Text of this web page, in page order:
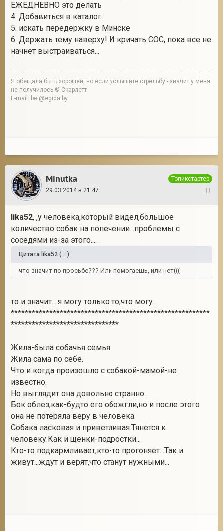
ЕЖЕДНЕВНО это делать
4. Добавиться в каталог.
5. искать передержку в Минске
6. Держать тему наверху! И кричать СОС, пока все не
начнет выстраиваться...
Я обещала быть хорошей, но если услышите стрельбу - значит у меня
не получилось © Скарлетт
E-mail: bel@egida.by
Minutka
Топикстартер
29.03.2014 в 21:47
lika52, ,у человека,который видел,большое
количество собак на попечении...проблемы с
соседями из-за этого....
Цитата lika52 ( )
что значит по просьбе??? Или помогаешь, или нет(((
то и значит....я могу только то,что могу...
*********************************************************
*******************************
Жила-была собачья семья.
Жила сама по себе.
Что и когда произошло с собакой-мамой-не
известно.
Но выглядит она довольно странно...
Бок облез,как-будто его обожгли,но и после этого
она не потеряла веру в человека.
Собака ласковая и приветливая.Тянется к
человеку.Как и щенки-подростки...
Кто-то подкармливает,кто-то прогоняет...Так и
живут...ждут и верят,что станут нужными...